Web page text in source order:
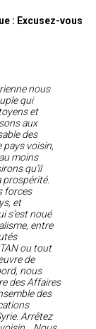
: Excusez-vous
nous
qui
et
aux
des
pays voisin,
moins
qu’il
prospérité.
forces
et
s’est noué
entre
ou tout
de
nous
des Affaires
des
Arrêtez